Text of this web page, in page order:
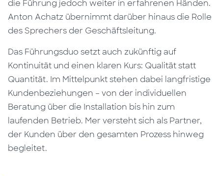
die Führung jedoch weiter in erfahrenen Händen.
Anton Achatz übernimmt darüber hinaus die Rolle
des Sprechers der Geschäftsleitung.
Das Führungsduo setzt auch zukünftig auf
Kontinuität und einen klaren Kurs: Qualität statt
Quantität. Im Mittelpunkt stehen dabei langfristige
Kundenbeziehungen – von der individuellen
Beratung über die Installation bis hin zum
laufenden Betrieb. Mer versteht sich als Partner,
der Kunden über den gesamten Prozess hinweg
begleitet.